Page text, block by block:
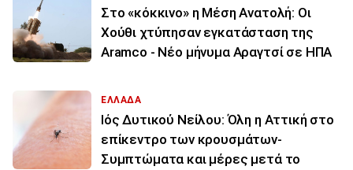
Στο «κόκκινο» η Μέση Ανατολή: Οι
Χούθι χτύπησαν εγκατάσταση της
Aramco - Νέο μήνυμα Αραγτσί σε ΗΠΑ
ΕΛΛΑΔΑ
Ιός Δυτικού Νείλου: Όλη η Αττική στο
επίκεντρο των κρουσμάτων-
Συμπτώματα και μέρες μετά το